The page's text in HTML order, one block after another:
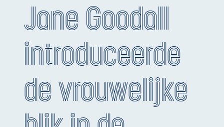
Jane Goodall
introduceerde
de vrouwelijke